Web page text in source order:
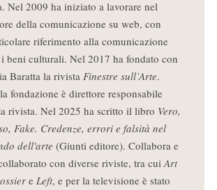
Nel 2009 ha iniziato a lavorare nel
della comunicazione su web, con
riferimento alla comunicazione
beni culturali. Nel 2017 ha fondato con
Baratta la rivista Finestre sull’Arte.
fondazione è direttore responsabile
rivista. Nel 2025 ha scritto il libro Vero,
Fake. Credenze, errori e falsità nel
dell'arte (Giunti editore). Collabora e
con diverse riviste, tra cuiArt
e Left, e per la televisione è stato